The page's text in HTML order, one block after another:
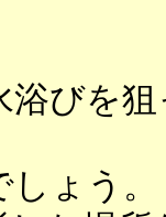
びを
ょう。